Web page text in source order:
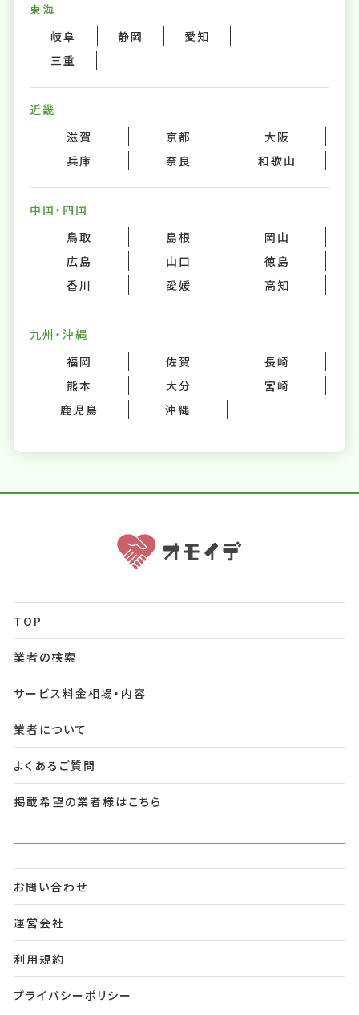
東海
岐阜
静岡
愛知
三重
近畿
滋賀
京都
大阪
兵庫
奈良 和歌山
中国・四国
鳥取
島根
岡山
広島
山口
徳島
香川
愛媛 高知
九州・沖縄
福岡
佐賀
長崎
熊本
大分
宮崎
鹿児島
沖縄
TOP
業者の検索
サービス料金相場・内容
業者について
よくあるご質問
掲載希望の業者様はこちら
お問い合わせ
運営会社
利用規約
プライバシーポリシー